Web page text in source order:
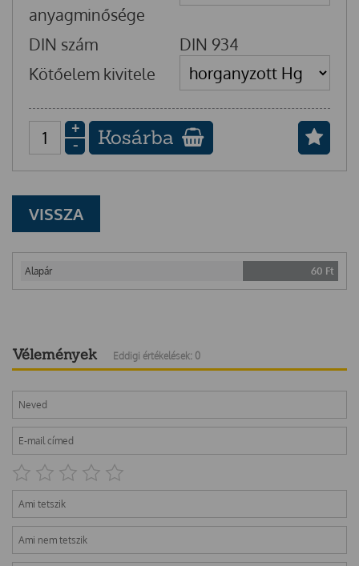
anyagminősége
DIN szám
DIN 934
Kötőelem kivitele
+
-
Kosárba
VISSZA
Alapár 60 Ft
Vélemények Eddigi értékelések: 0